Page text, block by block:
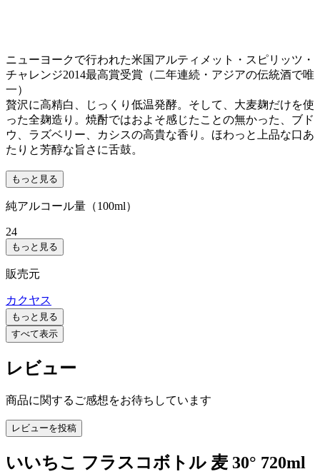
ニューヨークで行われた米国アルティメット・スピリッツ・
チャレンジ2014最高賞受賞（二年連続・アジアの伝統酒で唯
一）
贅沢に高精白、じっくり低温発酵。そして、大麦麹だけを使
った全麹造り。焼酎ではおよそ感じたことの無かった、ブド
ウ、ラズベリー、カシスの高貴な香り。ほわっと上品な口あ
たりと芳醇な旨さに舌鼓。
もっと見る
純アルコール量（100ml）
24
もっと見る
販売元
カクヤス
もっと見る
すべて表示
レビュー
商品に関するご感想をお待ちしています
レビューを投稿
いいちこ フラスコボトル 麦 30° 720ml